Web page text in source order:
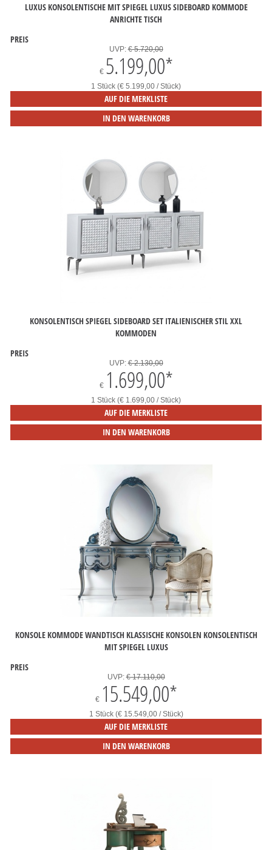
LUXUS KONSOLENTISCHE MIT SPIEGEL LUXUS SIDEBOARD KOMMODE
ANRICHTE TISCH
PREIS
UVP:€ 5.720,00
€ 5.199,00*
1 Stück (€ 5.199,00 / Stück)
AUF DIE MERKLISTE
IN DEN WARENKORB
KONSOLENTISCH SPIEGEL SIDEBOARD SET ITALIENISCHER STIL XXL
KOMMODEN
PREIS
UVP:€ 2.130,00
€ 1.699,00*
1 Stück (€ 1.699,00 / Stück)
AUF DIE MERKLISTE
IN DEN WARENKORB
KONSOLE KOMMODE WANDTISCH KLASSISCHE KONSOLEN KONSOLENTISCH
MIT SPIEGEL LUXUS
PREIS
UVP:€ 17.110,00
€ 15.549,00*
1 Stück (€ 15.549,00 / Stück)
AUF DIE MERKLISTE
IN DEN WARENKORB